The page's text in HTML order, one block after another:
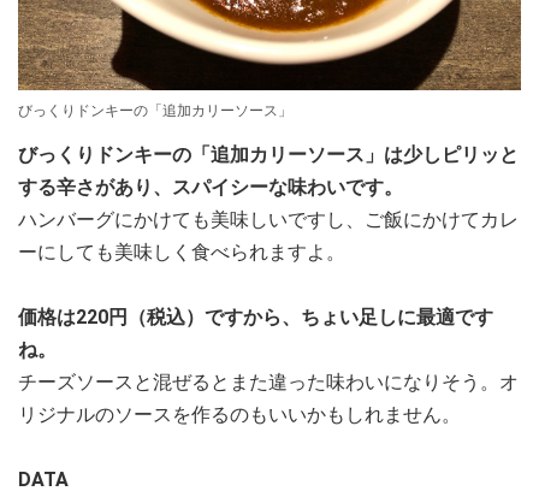
びっくりドンキーの「追加カリーソース」
びっくりドンキーの「追加カリーソース」は少しピリッと
する辛さがあり、スパイシーな味わいです。
ハンバーグにかけても美味しいですし、ご飯にかけてカレ
ーにしても美味しく食べられますよ。
価格は220円（税込）ですから、ちょい足しに最適です
ね。
チーズソースと混ぜるとまた違った味わいになりそう。オ
リジナルのソースを作るのもいいかもしれません。
DATA